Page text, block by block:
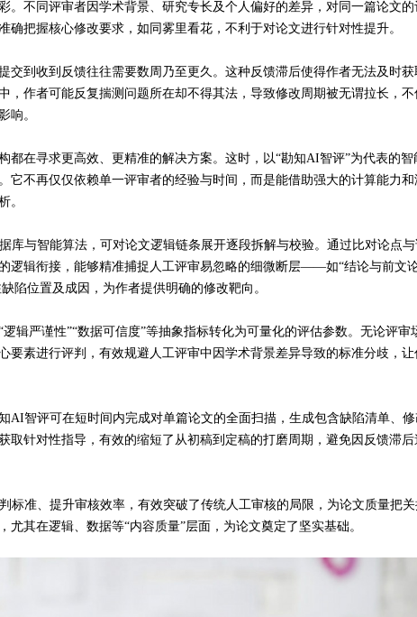
。不同评审者因学术背景、研究专长及个人偏好的差异，对同一篇论文的
把握核心修改要求，如同雾里看花，不利于对论文进行针对性提升。
交到收到反馈往往需要数周乃至更久。这种反馈滞后使得作者无法及时获
，作者可能反复揣测问题所在却不得其法，导致修改周期被无谓拉长，不
响。
都在寻求更高效、更精准的解决方案。这时，以“勘知AI智评”为代表的智
它不再仅仅依赖单一评审者的经验与时间，而是能借助强大的计算能力和
。
库与智能算法，可对论文逻辑链条展开逐段拆解与校验。通过比对论点
逻辑衔接，能够精准捕捉人工评审易忽略的细微断层——如“结论与前文
陷位置及成因，为作者提供明确的修改靶向。
逻辑严谨性”“数据可信度”等抽象指标转化为可量化的评估参数。无论评审
要素进行评判，有效规避人工评审中因学术背景差异导致的标准分歧，让
AI智评可在短时间内完成对单篇论文的全面扫描，生成包含缺陷清单、
取针对性指导，有效的缩短了从初稿到定稿的打磨周期 ，避免因反馈滞
标准、提升审核效率，有效突破了传统人工审核的局限，为论文质量把
其在逻辑、数据等“内容质量”层面，为论文奠定了坚实基础。